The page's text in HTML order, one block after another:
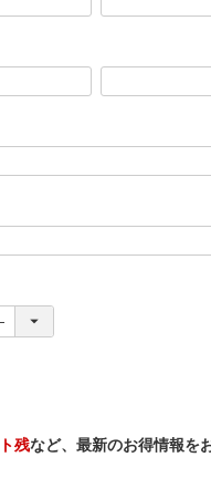
残など、最新のお得情報を